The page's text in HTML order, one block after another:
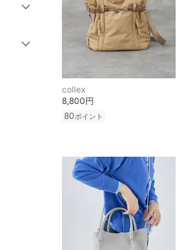
％OFF
collex
8,800円
80ポイント